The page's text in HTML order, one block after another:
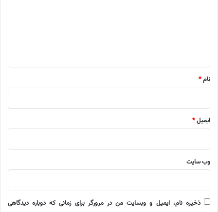
نام*
ایمیل*
وب‌ سایت
ذخیره نام، ایمیل و وبسایت من در مرورگر برای زمانی که دوباره دیدگاهی